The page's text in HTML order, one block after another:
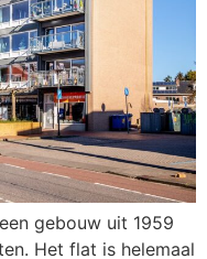
gebouw uit 1959
Het flat is helemaal